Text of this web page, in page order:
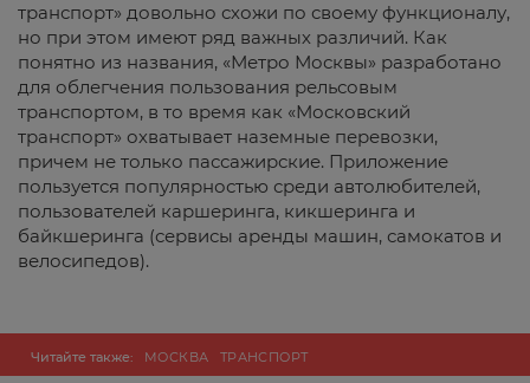
транспорт» довольно схожи по своему функционалу,
но при этом имеют ряд важных различий. Как
понятно из названия, «Метро Москвы» разработано
для облегчения пользования рельсовым
транспортом, в то время как «Московский
транспорт» охватывает наземные перевозки,
причем не только пассажирские. Приложение
пользуется популярностью среди автолюбителей,
пользователей каршеринга, кикшеринга и
байкшеринга (сервисы аренды машин, самокатов и
велосипедов).
Читайте также: МОСКВА ТРАНСПОРТ